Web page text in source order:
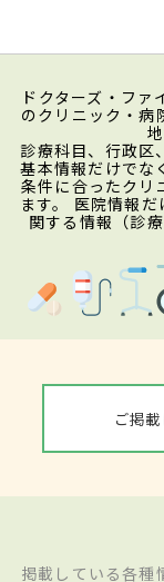
ドクターズ・フ
のクリニック・病
診療科目、行政区
基本情報だけでな
条件に合ったクリ
ます。 医院情報
関する情報（診
ご掲
掲載している各種